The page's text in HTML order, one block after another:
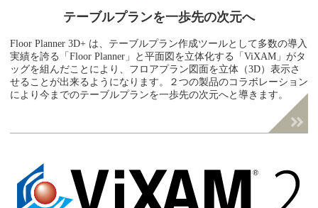
テーブルプランを一歩先の次元へ
Floor Planner 3D+ は、テーブルプラン作成ツールとして多数の導入
実績を誇る「Floor Planner」と平面図を立体化する「ViXAM」がタ
ッグを組んだことにより、フロアプラン図面を立体（3D）表示さ
せることが出来るようになります。２つの製品のコラボレーション
により今までのテーブルプランを一歩先の次元へと導きます。